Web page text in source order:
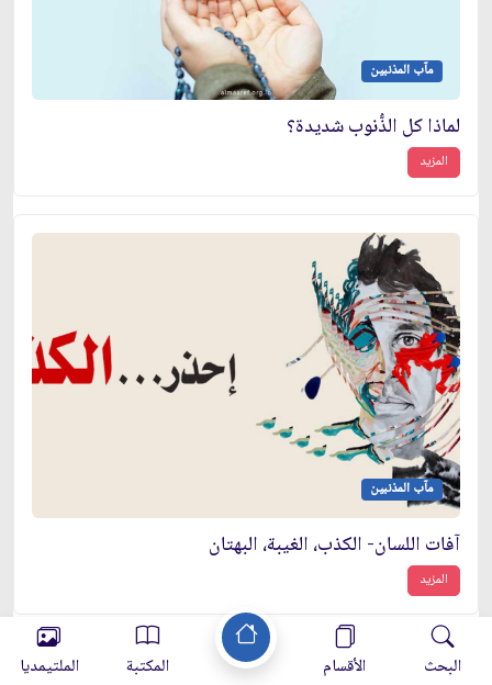
مآب المذنبين
لماذا كل الذُّنوب شديدة؟
المزيد
مآب المذنبين
آفات اللسان- الكذب، الغيبة، البهتان
المزيد
البحث الأقسام المكتبة الملتيمديا